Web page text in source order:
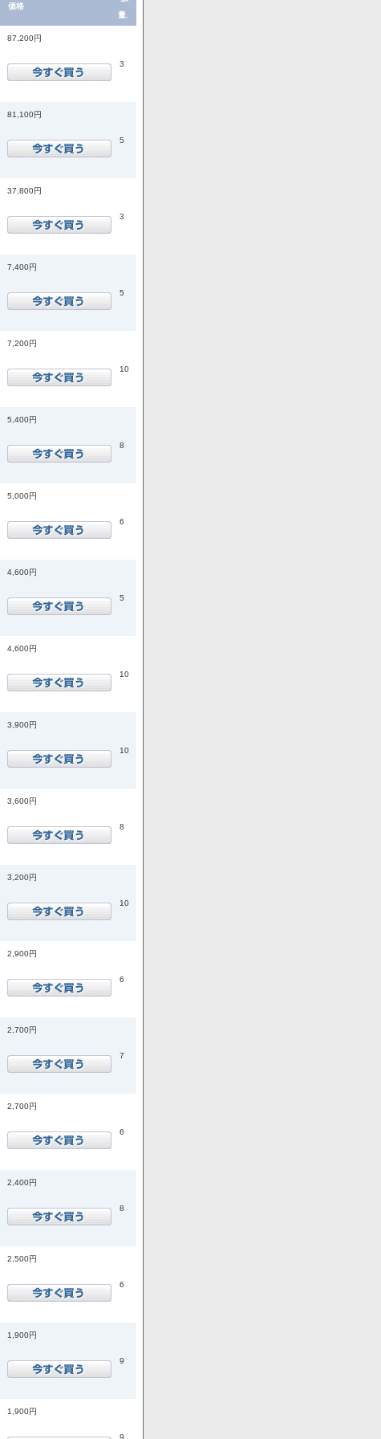
価格
量.
87,200円
3
81,100円
5
37,800円
3
7,400円
5
7,200円
10
5,400円
8
5,000円
6
4,600円
5
4,600円
10
3,900円
10
3,600円
8
3,200円
10
2,900円
6
2,700円
7
2,700円
6
2,400円
8
2,500円
6
1,900円
9
1,900円
9